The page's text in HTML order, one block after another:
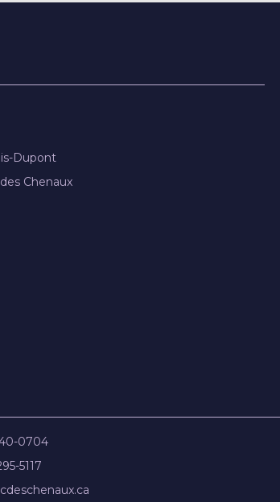
Dupont
Chenaux
0704
5117